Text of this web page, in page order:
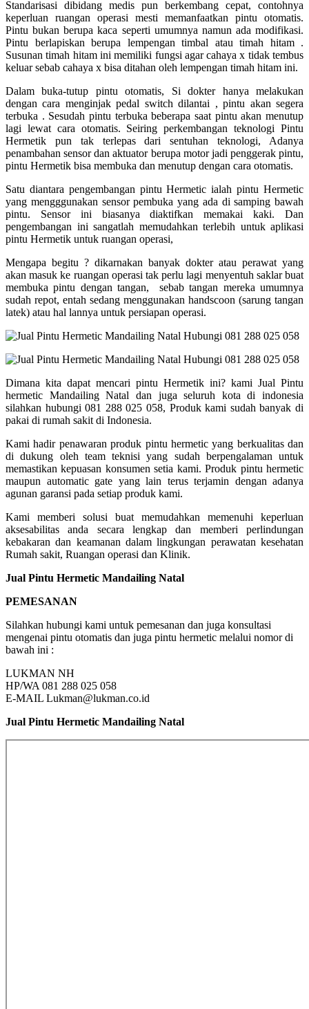
Standarisasi dibidang medis pun berkembang cepat, contohnya
keperluan ruangan operasi mesti memanfaatkan pintu otomatis.
Pintu bukan berupa kaca seperti umumnya namun ada modifikasi.
Pintu berlapiskan berupa lempengan timbal atau timah hitam .
Susunan timah hitam ini memiliki fungsi agar cahaya x tidak tembus
keluar sebab cahaya x bisa ditahan oleh lempengan timah hitam ini.
Dalam buka-tutup pintu otomatis, Si dokter hanya melakukan
dengan cara menginjak pedal switch dilantai , pintu akan segera
terbuka . Sesudah pintu terbuka beberapa saat pintu akan menutup
lagi lewat cara otomatis. Seiring perkembangan teknologi Pintu
Hermetik pun tak terlepas dari sentuhan teknologi, Adanya
penambahan sensor dan aktuator berupa motor jadi penggerak pintu,
pintu Hermetik bisa membuka dan menutup dengan cara otomatis.
Satu diantara pengembangan pintu Hermetic ialah pintu Hermetic
yang mengggunakan sensor pembuka yang ada di samping bawah
pintu. Sensor ini biasanya diaktifkan memakai kaki. Dan
pengembangan ini sangatlah memudahkan terlebih untuk aplikasi
pintu Hermetik untuk ruangan operasi,
Mengapa begitu ? dikarnakan banyak dokter atau perawat yang
akan masuk ke ruangan operasi tak perlu lagi menyentuh saklar buat
membuka pintu dengan tangan, sebab tangan mereka umumnya
sudah repot, entah sedang menggunakan handscoon (sarung tangan
latek) atau hal lannya untuk persiapan operasi.
Dimana kita dapat mencari pintu Hermetik ini? kami Jual Pintu
hermetic Mandailing Natal dan juga seluruh kota di indonesia
silahkan hubungi 081 288 025 058, Produk kami sudah banyak di
pakai di rumah sakit di Indonesia.
Kami hadir penawaran produk pintu hermetic yang berkualitas dan
di dukung oleh team teknisi yang sudah berpengalaman untuk
memastikan kepuasan konsumen setia kami. Produk pintu hermetic
maupun automatic gate yang lain terus terjamin dengan adanya
agunan garansi pada setiap produk kami.
Kami memberi solusi buat memudahkan memenuhi keperluan
aksesabilitas anda secara lengkap dan memberi perlindungan
kebakaran dan keamanan dalam lingkungan perawatan kesehatan
Rumah sakit, Ruangan operasi dan Klinik.
Jual Pintu Hermetic Mandailing Natal
PEMESANAN
Silahkan hubungi kami untuk pemesanan dan juga konsultasi
mengenai pintu otomatis dan juga pintu hermetic melalui nomor di
bawah ini :
LUKMAN NH
HP/WA 081 288 025 058
E-MAIL Lukman@lukman.co.id
Jual Pintu Hermetic Mandailing Natal